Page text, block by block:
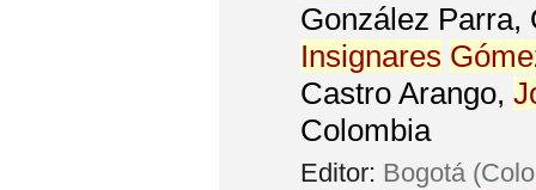
González
Insignares
Castro Arango,
Colombia
Editor: Bogotá